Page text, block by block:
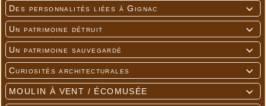

Des personnalités liées à Gignac

Un patrimoine détruit

Un patrimoine sauvegardé

Curiosités architecturales

MOULIN À VENT / ÉCOMUSÉE